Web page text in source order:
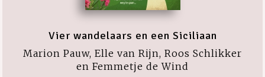
Vier wandelaars en een Siciliaan
Marion Pauw, Elle van Rijn, Roos Schlikker
en Femmetje de Wind